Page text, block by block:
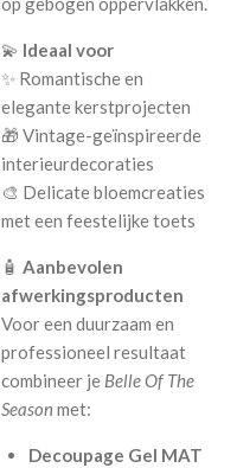
💫 Ideaal voor
✨ Romantische en
elegante kerstprojecten
🎁 Vintage-geïnspireerde
interieurdecoraties
🎨 Delicate bloemcreaties
met een feestelijke toets
🧴 Aanbevolen
afwerkingsproducten
Voor een duurzaam en
professioneel resultaat
combineer je Belle Of The
Season met:
Decoupage Gel MAT